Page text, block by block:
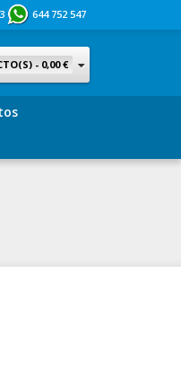
644 752 547
- 0,00 €